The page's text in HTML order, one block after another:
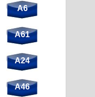
A6
A61
A24
A46